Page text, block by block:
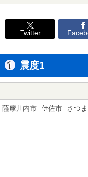
Twitter
震度1
薩摩川内市 伊佐市 さつ